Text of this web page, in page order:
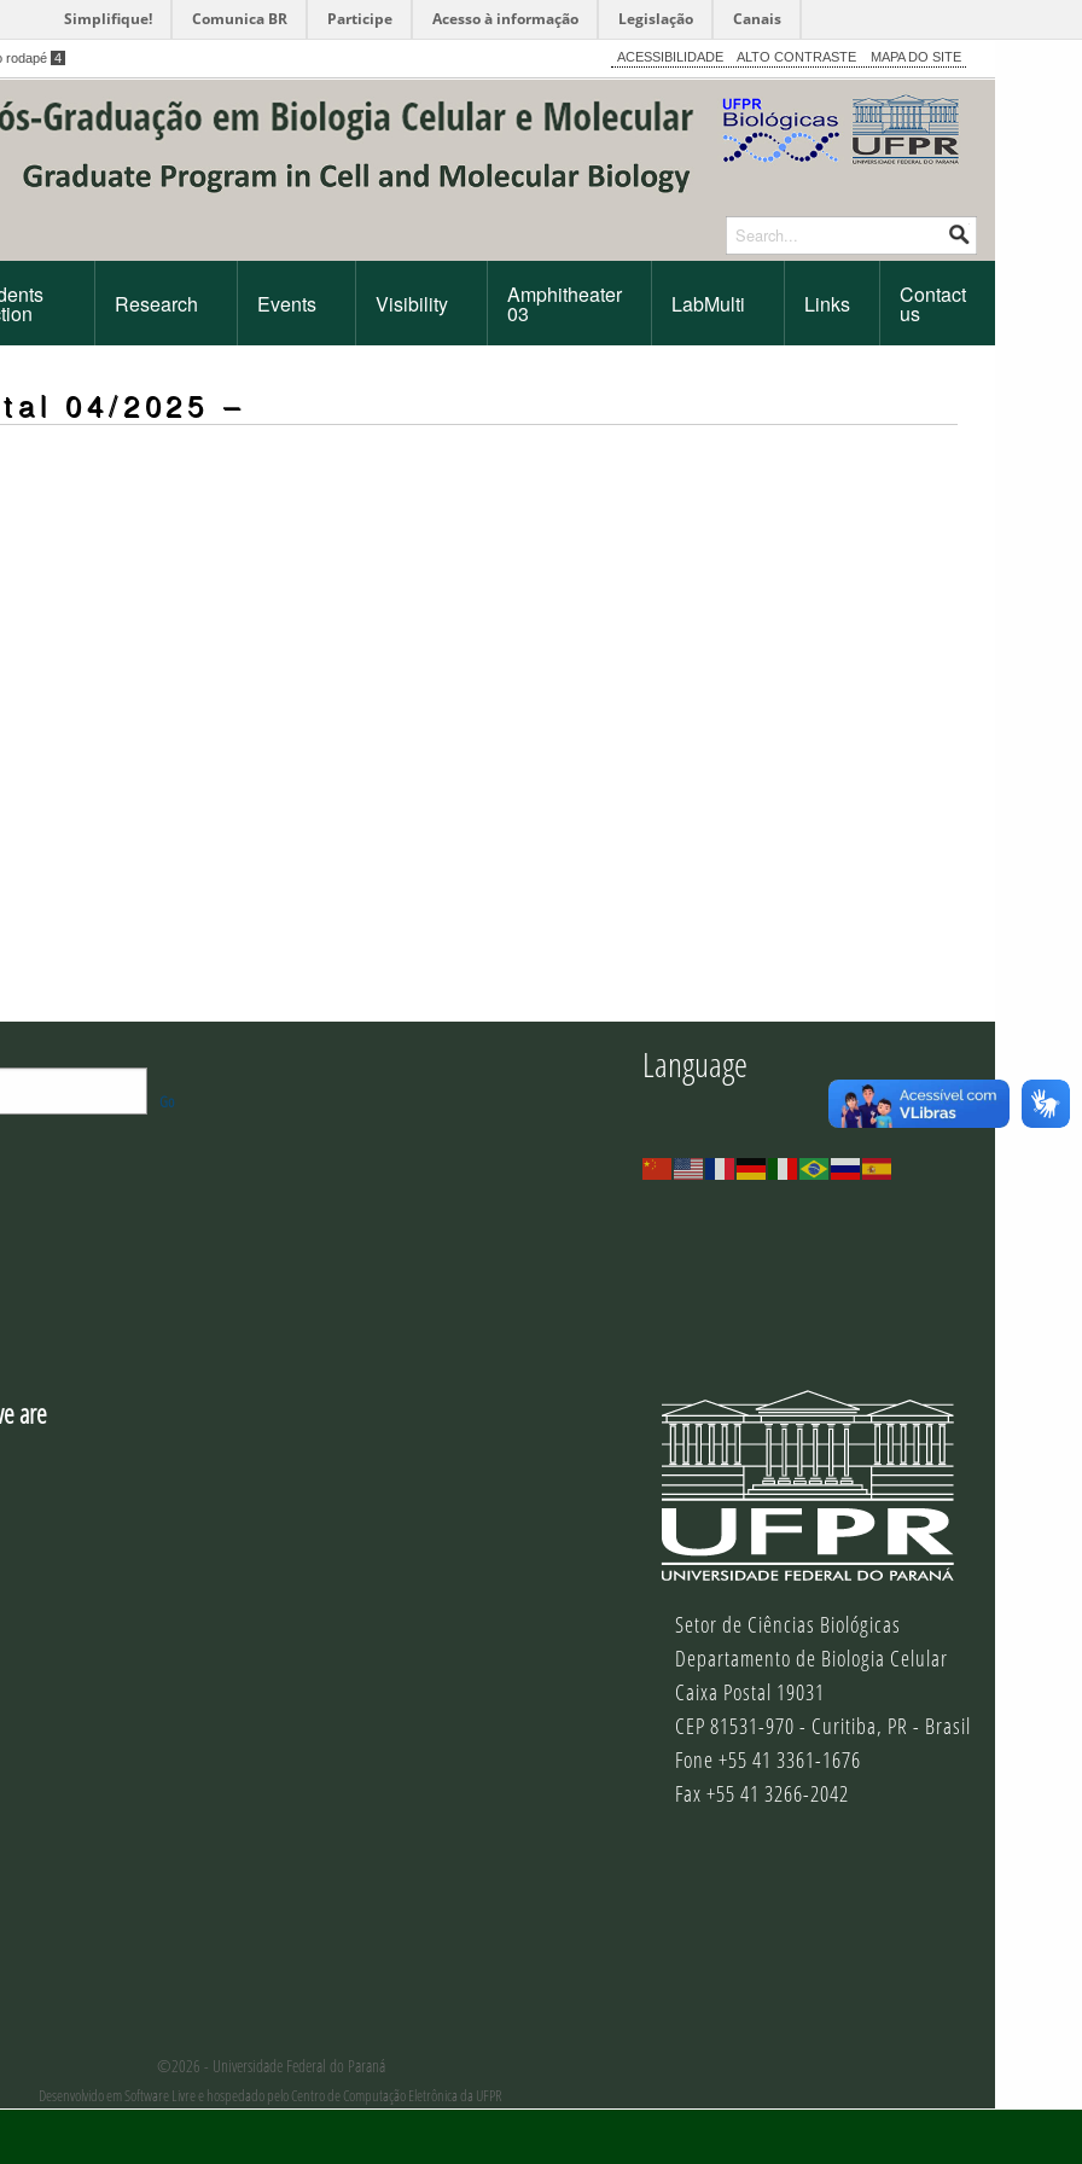
Simplifique! Comunica BR Participe Acesso à informação Legislação Canais
rodapé 4 ACESSIBILIDADE ALTO CONTRASTE MAPA DO SITE
Research Events Visibility Amphitheater
03 LabMulti Links Contact
us
04/2025 –
Go
Language
are
Setor de Ciências Biológicas
Departamento de Biologia Celular
Caixa Postal 19031
CEP 81531-970 - Curitiba, PR - Brasil
Fone +55 41 3361-1676
Fax +55 41 3266-2042
©2026 - Universidade Federal do Paraná
Desenvolvido em Software Livre e hospedado pelo Centro de Computação Eletrônica da UFPR